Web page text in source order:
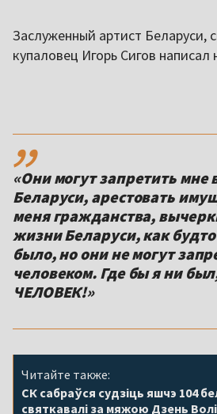
Заслуженный артист Беларуси,
купаловец Игорь Сигов написал
,,
«Они могут запретить мне
Беларуси, арестовать
меня гражданства,
жизни Беларуси, как
было, но они не могут
человеком. Где бы я ни
ЧЕЛОВЕК!»
Читайте также:
СК сабраўся судзіць яшчэ 104
святкавалі за мяжою Дзень Волі